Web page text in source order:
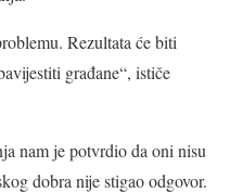
Rezultata će biti
građane“, ističe
nam je potvrdio da oni nisu
dobra nije stigao odgovor.